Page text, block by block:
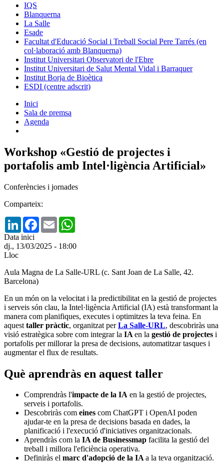
IQS
Blanquerna
La Salle
Esade
Facultat d'Educació Social i Treball Social Pere Tarrés (en
col·laboració amb Blanquerna)
Institut Universitari Observatori de l'Ebre
Institut Universitari de Salut Mental Vidal i Barraquer
Institut Borja de Bioètica
ESDI (centre adscrit)
Inici
Sala de premsa
Agenda
Workshop «Gestió de projectes i
portafolis amb Intel·ligència Artificial»
Conferències i jornades
Comparteix:
LinkedInFacebook
Email
Data inici
dj., 13/03/2025 - 18:00
Lloc
Aula Magna de La Salle-URL (c. Sant Joan de La Salle, 42.
Barcelona)
En un món on la velocitat i la predictibilitat en la gestió de projectes
i serveis són clau, la Intel·ligència Artificial (IA) està transformant la
manera com planifiques, executes i optimitzes la teva feina. En
aquest taller pràctic, organitzat perLa Salle-URL, descobriràs una
visió estratègica sobre com integrar la IA en la gestió de projectes i
portafolis per millorar la presa de decisions, automatitzar tasques i
augmentar el flux de resultats.
Què aprendràs en aquest taller
Comprendràs l'impacte de la IA en la gestió de projectes,
serveis i portafolis.
Descobriràs com eines com ChatGPT i OpenAI poden
ajudar-te en la presa de decisions basada en dades, la
planificació i l'execució d'iniciatives organitzacionals.
Aprendràs com la IA de Businessmap facilita la gestió del
treball i millora l'eficiència operativa.
Definiràs el marc d'adopció de la IAa la teva organització.